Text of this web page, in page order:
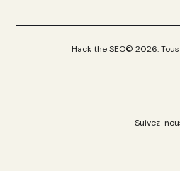
Hack the SEO© 2026.
Suivez-